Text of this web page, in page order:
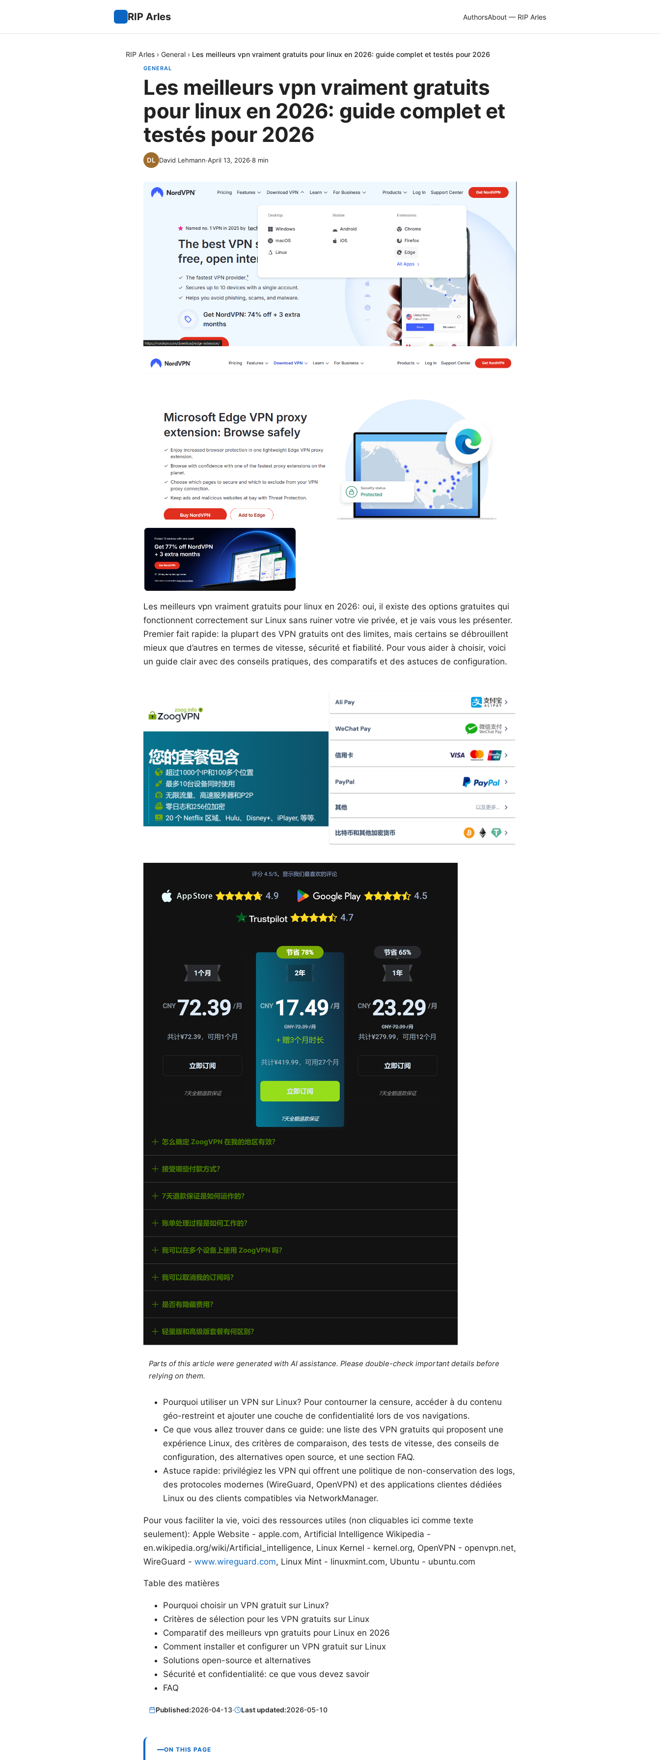
RIP Arles AuthorsAbout — RIP Arles
RIP Arles › General › Les meilleurs vpn vraiment gratuits pour linux en 2026: guide complet et testés pour 2026
GENERAL
Les meilleurs vpn vraiment gratuits
pour linux en 2026: guide complet et
testés pour 2026
David Lehmann·April 13, 2026·8 min
Les meilleurs vpn vraiment gratuits pour linux en 2026: oui, il existe des options gratuites qui
fonctionnent correctement sur Linux sans ruiner votre vie privée, et je vais vous les présenter.
Premier fait rapide: la plupart des VPN gratuits ont des limites, mais certains se débrouillent
mieux que d’autres en termes de vitesse, sécurité et fiabilité. Pour vous aider à choisir, voici
un guide clair avec des conseils pratiques, des comparatifs et des astuces de configuration.
Parts of this article were generated with AI assistance. Please double-check important details before
relying on them.
Pourquoi utiliser un VPN sur Linux? Pour contourner la censure, accéder à du contenu
géo-restreint et ajouter une couche de confidentialité lors de vos navigations.
Ce que vous allez trouver dans ce guide: une liste des VPN gratuits qui proposent une
expérience Linux, des critères de comparaison, des tests de vitesse, des conseils de
configuration, des alternatives open source, et une section FAQ.
Astuce rapide: privilégiez les VPN qui offrent une politique de non-conservation des logs,
des protocoles modernes (WireGuard, OpenVPN) et des applications clientes dédiées
Linux ou des clients compatibles via NetworkManager.
Pour vous faciliter la vie, voici des ressources utiles (non cliquables ici comme texte
seulement): Apple Website - apple.com, Artificial Intelligence Wikipedia -
en.wikipedia.org/wiki/Artificial_intelligence, Linux Kernel - kernel.org, OpenVPN - openvpn.net,
WireGuard - www.wireguard.com, Linux Mint - linuxmint.com, Ubuntu - ubuntu.com
Table des matières
Pourquoi choisir un VPN gratuit sur Linux?
Critères de sélection pour les VPN gratuits sur Linux
Comparatif des meilleurs vpn gratuits pour Linux en 2026
Comment installer et configurer un VPN gratuit sur Linux
Solutions open-source et alternatives
Sécurité et confidentialité: ce que vous devez savoir
FAQ
Published:2026-04-13· Last updated:2026-05-10
ON THIS PAGE